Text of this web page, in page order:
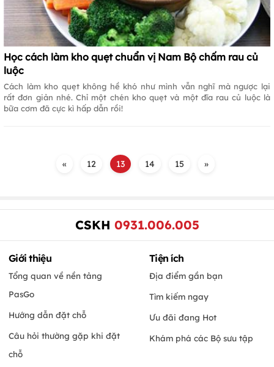
Học cách làm kho quẹt chuẩn vị Nam Bộ chấm rau củ
luộc
Cách làm kho quẹt không hề khó như mình vẫn nghĩ mà ngược lại
rất đơn giản nhé. Chỉ một chén kho quẹt và một đĩa rau củ luộc là
bữa cơm đã cực kì hấp dẫn rồi!
« 12 13 14 15 »
CSKH 0931.006.005
Giới thiệu
Tổng quan về nền tảng
PasGo
Hướng dẫn đặt chỗ
Câu hỏi thường gặp khi đặt
chỗ
Tiện ích
Địa điểm gần bạn
Tìm kiếm ngay
Ưu đãi đang Hot
Khám phá các Bộ sưu tập